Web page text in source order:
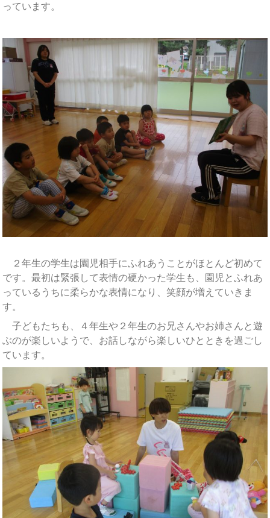
っています。
２年生の学生は園児相手にふれあうことがほとんど初めて
です。最初は緊張して表情の硬かった学生も、園児とふれあ
っているうちに柔らかな表情になり、笑顔が増えていきま
す。
子どもたちも、４年生や２年生のお兄さんやお姉さんと遊
ぶのが楽しいようで、お話しながら楽しいひとときを過ごし
ています。